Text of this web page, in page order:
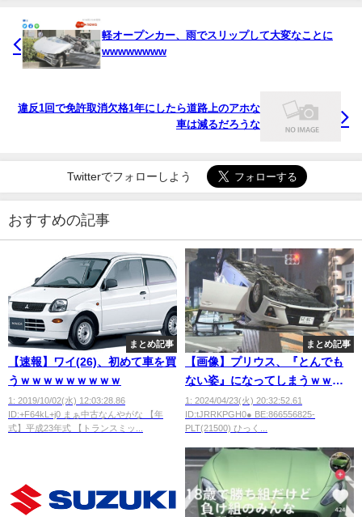
軽オープンカー、雨でスリップして大変なことに
wwwwwwww
違反1回で免許取消欠格1年にしたら道路上のアホな
車は減るだろうな
Twitterでフォローしよう
おすすめの記事
まとめ記事
【速報】ワイ(26)、初めて車を買
うｗｗｗｗｗｗｗｗｗ
1: 2019/10/02(水) 12:03:28.86
ID:+F64kL+j0 まぁ中古なんやがな 【年
式】平成23年式 【トランスミッ...
まとめ記事
【画像】プリウス、『とんでも
ない姿』になってしまうｗｗｗ
ｗｗｗ
1: 2024/04/23(火) 20:32:52.61
ID:tJRRKPGH0● BE:866556825-
PLT(21500) ひっく...